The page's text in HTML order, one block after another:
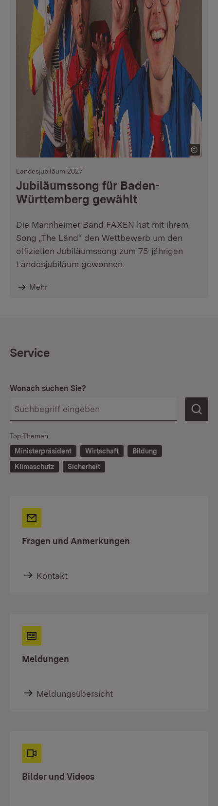
Landesjubiläum 2027
Jubiläumssong für Baden-
Württemberg gewählt
Die Mannheimer Band FAXEN hat mit ihrem
Song „The Länd“ den Wettbewerb um den
offiziellen Jubiläumssong zum 75-jährigen
Landesjubiläum gewonnen.
Mehr
Service
Wonach suchen Sie?
Top-Themen
Ministerpräsident
Wirtschaft
Bildung
Klimaschutz
Sicherheit
Fragen und Anmerkungen
Kontakt
Meldungen
Meldungsübersicht
Bilder und Videos